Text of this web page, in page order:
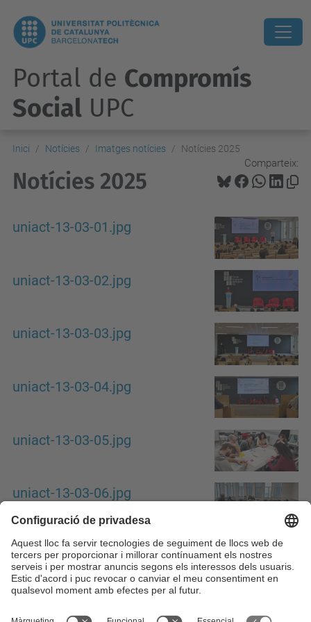
Portal de Compromís
Social UPC
Inici Notícies Imatges notícies Notícies 2025
Comparteix:
Notícies 2025
uniact-13-03-01.jpg
uniact-13-03-02.jpg
uniact-13-03-03.jpg
uniact-13-03-04.jpg
uniact-13-03-05.jpg
uniact-13-03-06.jpg
uniact-13-03-07.jpg